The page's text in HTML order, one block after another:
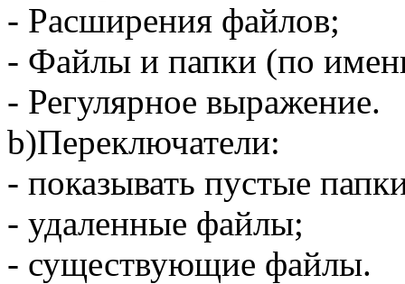
- Расширения файлов;
- Файлы и папки (по
- Регулярное выражение.
b)Переключатели:
- показывать пустые
- удаленные файлы;
- существующие файлы.